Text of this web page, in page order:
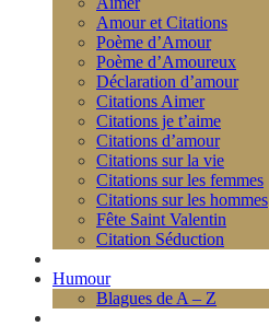
Amour et Citations
Poème d’Amour
Poème d’Amoureux
Déclaration d’amour
Citations Aimer
Citations je t’aime
Citations d’amour
Citations sur la vie
Citations sur les femmes
Citations sur les hommes
Fête Saint Valentin
Citation Séduction
Humour
Blagues de A – Z